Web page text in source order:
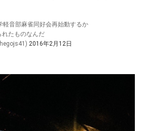
軽音部麻雀同好会再始動するか
れたものなんだ
2016年2月12日